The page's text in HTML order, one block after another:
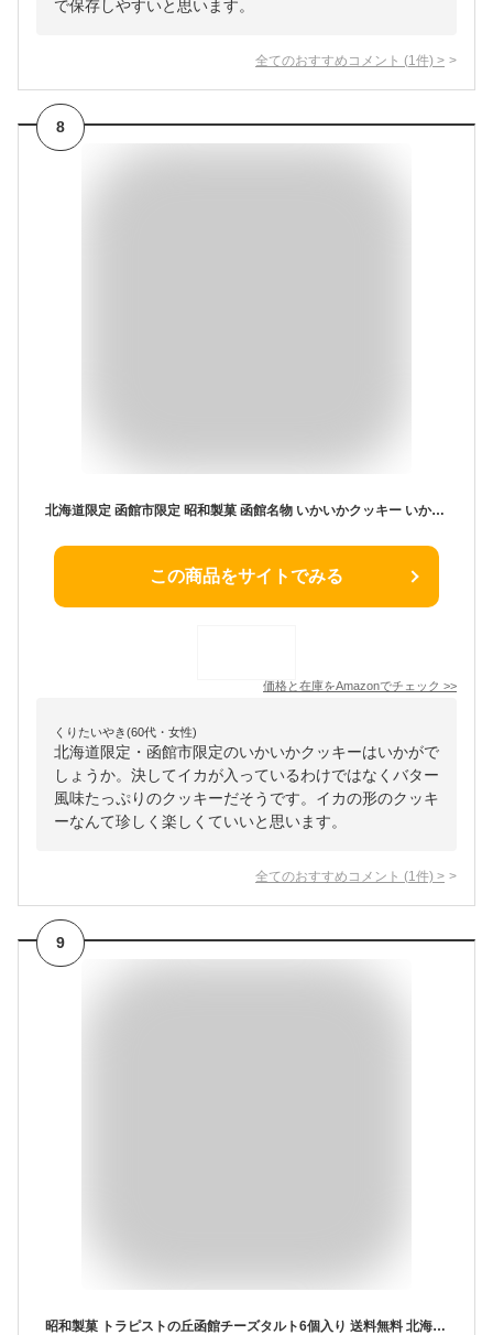
で保存しやすいと思います。
全てのおすすめコメント (1 件) >
8
北海道限定 函館市限定 昭和製菓 函館名物 いかいかクッキー いかの街 いかの形をしたバタークッキー クッキー 16枚
この商品をサイトでみる
価格と在庫をAmazonでチェック >>
くりたいやき(60代・女性)
北海道限定・函館市限定のいかいかクッキーはいかがで
しょうか。決してイカが入っているわけではなくバター
風味たっぷりのクッキーだそうです。イカの形のクッキ
ーなんて珍しく楽しくていいと思います。
全てのおすすめコメント (1 件) >
9
昭和製菓 トラピストの丘函館チーズタルト6個入り 送料無料 北海道産 牛乳 クリームチーズ お土産 ギフト プレゼント お菓子 バレンタイン